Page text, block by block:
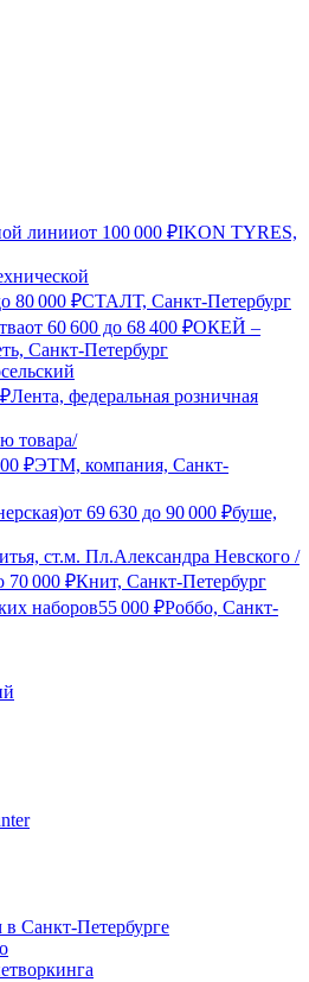
линииот 100 000 ₽IKON TYRES,
80 000 ₽СТАЛТ, Санкт-Петербург
от 60 600 до 68 400 ₽ОКЕЙ –
Санкт-Петербург
₽Лента, федеральная розничная
товара/
₽ЭТМ, компания, Санкт-
от 69 630 до 90 000 ₽буше,
ст.м. Пл.Александра Невского /
70 000 ₽Книт, Санкт-Петербург
наборов55 000 ₽Роббо, Санкт-
Санкт-Петербурге